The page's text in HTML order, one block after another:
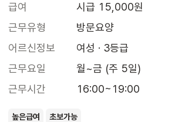
급여
시급 15,000원
근무유형
방문요양
어르신정보
여성 · 3등급
근무요일
월~금 (주 5일)
근무시간
16:00~19:00
높은급여 초보가능